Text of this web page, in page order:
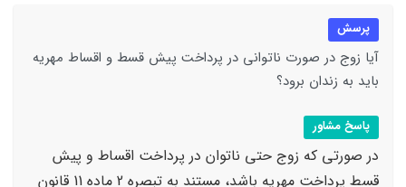
پرسش
آیا زوج در صورت ناتوانی در پرداخت پیش قسط و اقساط مهریه
باید به زندان برود؟
پاسخ مشاور
در صورتی که زوج حتی ناتوان در پرداخت اقساط و پیش
قسط پرداخت مهریه باشد، مستند به تبصره 2 ماده 11 قانون